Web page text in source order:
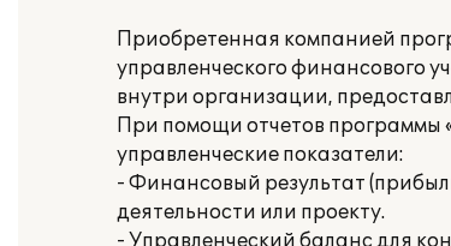
Приобретенная компанией
управленческого финансового
внутри организации,
При помощи отчетов программы
управленческие показатели:
- Финансовый результат
деятельности или проекту.
- Управленческий баланс для